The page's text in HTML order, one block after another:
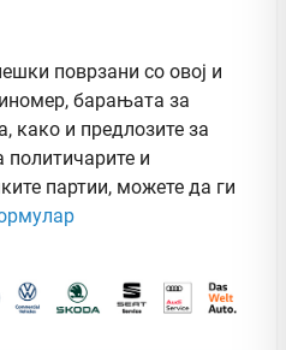
поврзани со овој и
барањата за
како и предлозите за
политичарите и
партии, можете да ги